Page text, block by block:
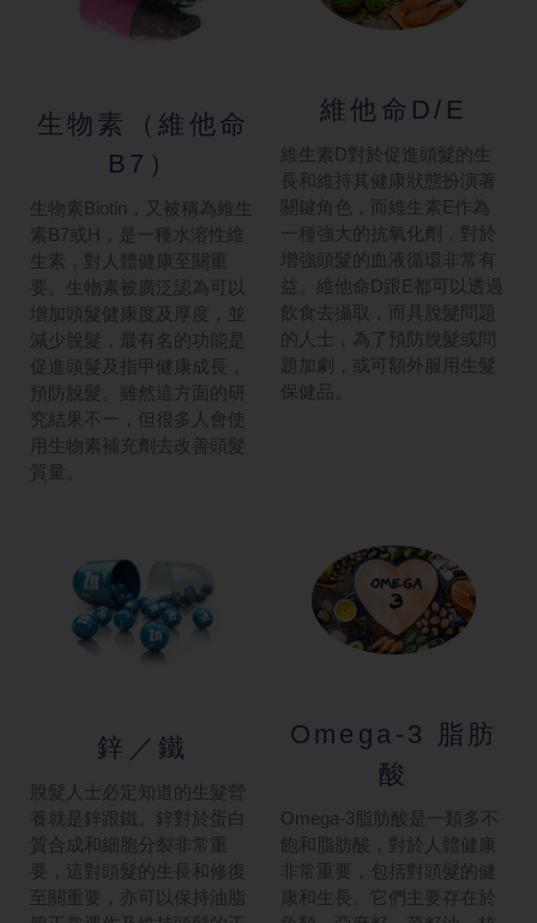
生物素（維他命
B7）
生物素Biotin，又被稱為維生
素B7或H，是一種水溶性維
生素，對人體健康至關重
要。生物素被廣泛認為可以
增加頭髮健康度及厚度，並
減少脫髮，最有名的功能是
促進頭髮及指甲健康成長，
預防脫髮。雖然這方面的研
究結果不一，但很多人會使
用生物素補充劑去改善頭髮
質量。
維他命D/E
維生素D對於促進頭髮的生
長和維持其健康狀態扮演著
關鍵角色，而維生素E作為
一種強大的抗氧化劑，對於
增強頭髮的血液循環非常有
益。維他命D跟E都可以透過
飲食去攝取，而具脫髮問題
的人士，為了預防脫髮或問
題加劇，或可額外服用生髮
保健品。
鋅／鐵
脫髮人士必定知道的生髮營
養就是鋅跟鐵。鋅對於蛋白
質合成和細胞分裂非常重
要，這對頭髮的生長和修復
至關重要，亦可以保持油脂
Omega-3 脂肪
酸
Omega-3脂肪酸是一類多不
飽和脂肪酸，對於人體健康
非常重要，包括對頭髮的健
康和生長。它們主要存在於